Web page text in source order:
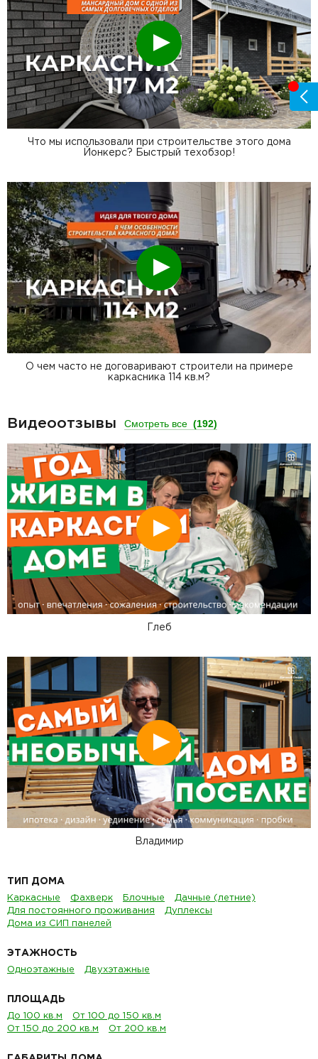
Смотреть
Что мы использовали при строительстве этого дома
Йонкерс? Быстрый техобзор!
Смотреть
О чем часто не договаривают строители на примере
каркасника 114 кв.м?
Видеоотзывы Смотреть все (192)
Смотреть
Глеб
Смотреть
Владимир
ТИП ДОМА
Каркасные Фахверк Блочные
Дачные (летние)
Для постоянного проживания
Дуплексы
Дома из СИП панелей
ЭТАЖНОСТЬ
Одноэтажные Двухэтажные
ПЛОЩАДЬ
До 100 кв.м
От 100 до 150 кв.м
От 150 до 200 кв.м
От 200 кв.м